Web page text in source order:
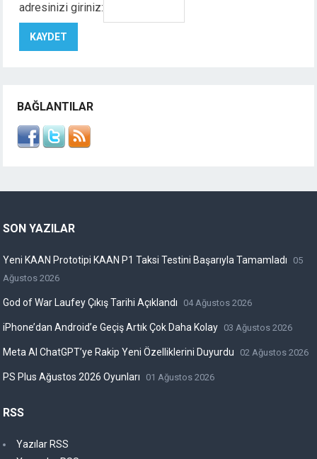
adresinizi giriniz:
BAĞLANTILAR
SON YAZILAR
Yeni KAAN Prototipi KAAN P1 Taksi Testini Başarıyla Tamamladı
05
Ağustos 2026
God of War Laufey Çıkış Tarihi Açıklandı 04 Ağustos 2026
iPhone’dan Android’e Geçiş Artık Çok Daha Kolay 03 Ağustos 2026
Meta AI ChatGPT’ye Rakip Yeni Özelliklerini Duyurdu 02 Ağustos 2026
PS Plus Ağustos 2026 Oyunları 01 Ağustos 2026
RSS
Yazılar RSS